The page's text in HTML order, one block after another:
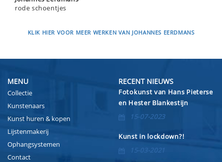
rode schoentjes
KLIK HIER VOOR MEER WERKEN VAN JOHANNES EERDMANS
MENU
Collectie
Kunstenaars
Kunst huren & kopen
Lijstenmakerij
Ophangsystemen
Contact
RECENT NIEUWS
Fotokunst van Hans Pieterse
en Hester Blankestijn
15-07-2023
Kunst in lockdown?!
15-03-2021